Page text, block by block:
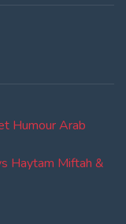
Humour Arab
Haytam Miftah &